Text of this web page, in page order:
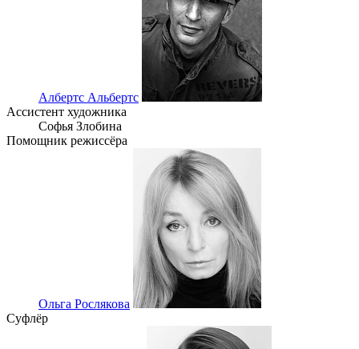
Албертс Альбертс
Ассистент художника
Софья Злобина
Помощник режиссёра
Ольга Рослякова
Суфлёр